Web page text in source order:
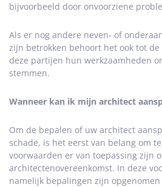
bijvoorbeeld door onvoorziene
Als er nog andere neven- of
zijn betrokken behoort het ook tot
deze partijen hun werkzaamheden
stemmen.
Wanneer kan ik mijn architect
Om de bepalen of uw architect
schade, is het eerst van belang om
voorwaarden er van toepassing zijn
architectenovereenkomst. In deze
namelijk bepalingen zijn